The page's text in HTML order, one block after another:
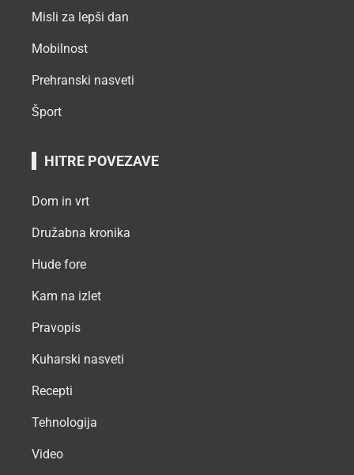
Misli za lepši dan
Mobilnost
Prehranski nasveti
Šport
HITRE POVEZAVE
Dom in vrt
Družabna kronika
Hude fore
Kam na izlet
Pravopis
Kuharski nasveti
Recepti
Tehnologija
Video